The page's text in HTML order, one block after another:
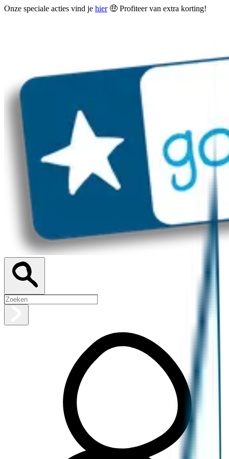
Onze speciale acties vind je hier🤑 Profiteer van extra korting!